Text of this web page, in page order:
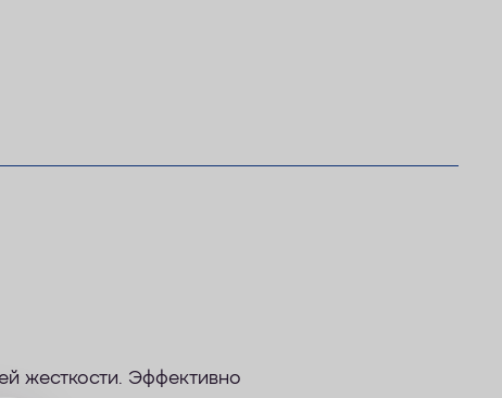
жесткости. Эффективно